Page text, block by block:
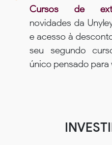
Cursos de
novidades da
e acesso à
seu segundo
único pensado para